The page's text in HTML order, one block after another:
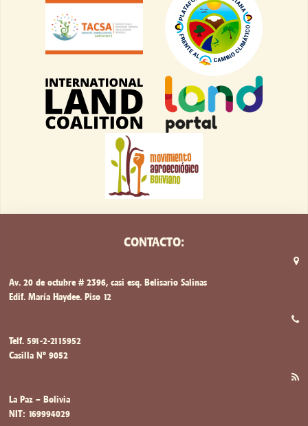
CONTACTO:
Av. 20 de octubre # 2396, casi esq. Belisario Salinas
Edif. María Haydee. Piso 12
Telf. 591-2-2115952
Casilla Nº 9052
La Paz – Bolivia
NIT: 169994029